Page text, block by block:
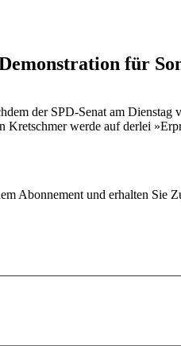
für
der SPD-Senat am
werde auf derlei
Abonnement und erhalten Sie